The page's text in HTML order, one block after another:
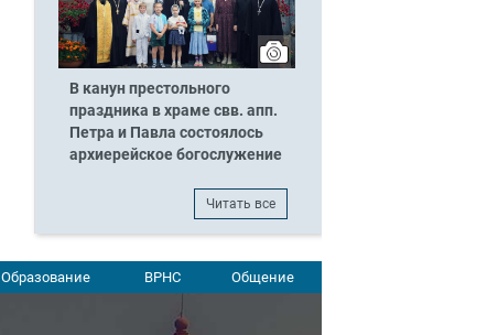
В канун престольного
праздника в храме свв. апп.
Петра и Павла состоялось
архиерейское богослужение
Читать все
Образование ВРНС Общение